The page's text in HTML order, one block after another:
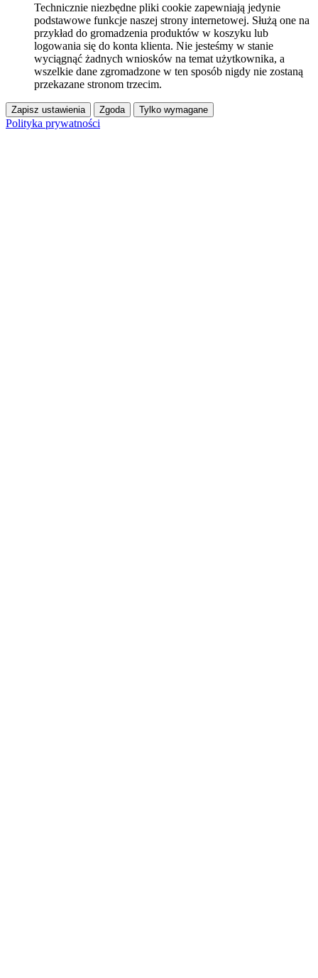
Technicznie niezbędne pliki cookie zapewniają jedynie
podstawowe funkcje naszej strony internetowej. Służą one na
przykład do gromadzenia produktów w koszyku lub
logowania się do konta klienta. Nie jesteśmy w stanie
wyciągnąć żadnych wniosków na temat użytkownika, a
wszelkie dane zgromadzone w ten sposób nigdy nie zostaną
przekazane stronom trzecim.
Zapisz ustawienia Zgoda Tylko wymagane
Polityka prywatności